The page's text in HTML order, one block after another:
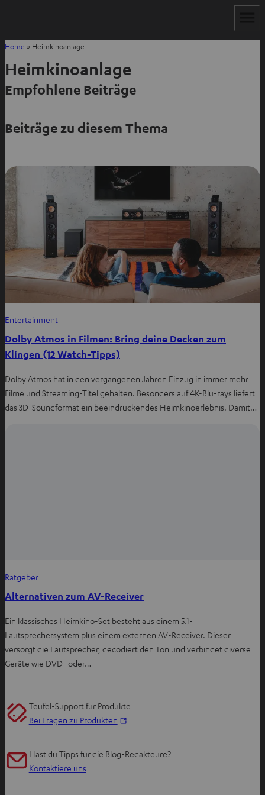
Home » Heimkinoanlage
Heimkinoanlage
Empfohlene Beiträge
Beiträge zu diesem Thema
Entertainment
Dolby Atmos in Filmen: Bring deine Decken zum
Klingen (12 Watch-Tipps)
Dolby Atmos hat in den vergangenen Jahren Einzug in immer mehr
Filme und Streaming-Titel gehalten. Besonders auf 4K-Blu-rays liefert
das 3D-Soundformat ein beeindruckendes Heimkinoerlebnis. Damit…
Ratgeber
Alternativen zum AV-Receiver
Ein klassisches Heimkino-Set besteht aus einem 5.1-
Lautsprechersystem plus einem externen AV-Receiver. Dieser
versorgt die Lautsprecher, decodiert den Ton und verbindet diverse
Geräte wie DVD- oder…
Teufel-Support für Produkte
Bei Fragen zu Produkten
Hast du Tipps für die Blog-Redakteure?
Kontaktiere uns